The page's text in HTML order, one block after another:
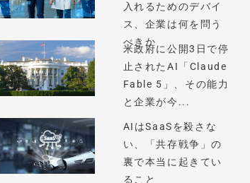
入れるためのデバイ
ス、企業は何を問う
べきか
米政府に公開3日で停
止されたAI「Claude
Fable 5」、その能力
と企業が今...
AIはSaaSを殺さな
い、「共存戦争」の
裏で本当に起きてい
ること